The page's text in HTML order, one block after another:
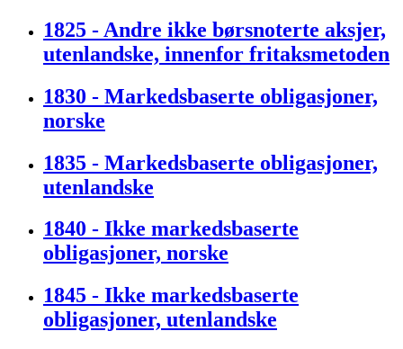
1825 - Andre ikke børsnoterte aksjer,
utenlandske, innenfor fritaksmetoden
1830 - Markedsbaserte obligasjoner,
norske
1835 - Markedsbaserte obligasjoner,
utenlandske
1840 - Ikke markedsbaserte
obligasjoner, norske
1845 - Ikke markedsbaserte
obligasjoner, utenlandske